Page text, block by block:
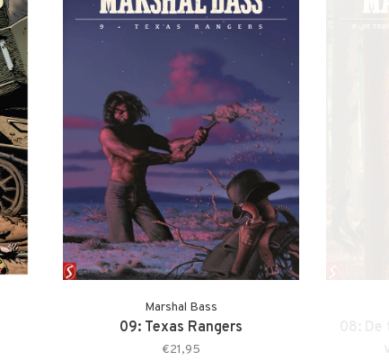
Marshal Bass
09: Texas Rangers
€21,95